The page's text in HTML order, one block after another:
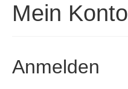
Mein Konto
Anmelden